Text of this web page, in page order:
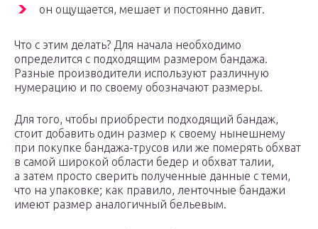
он ощущается, мешает и постоянно давит.
Что с этим делать? Для начала необходимо
определится с подходящим размером бандажа.
Разные производители используют различную
нумерацию и по своему обозначают размеры.
Для того, чтобы приобрести подходящий бандаж,
стоит добавить один размер к своему нынешнему
при покупке бандажа-трусов или же померять обхват
в самой широкой области бедер и обхват талии,
а затем просто сверить полученные данные с теми,
что на упаковке; как правило, ленточные бандажи
имеют размер аналогичный бельевым.